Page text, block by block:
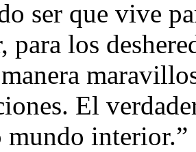
ser que vive
para los
El
mundo interior.”